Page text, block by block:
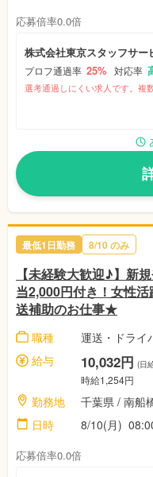
応募倍率0.0倍
株式会社東京スタッフサー
プロフ通過率 25% 対応率
選考通過しにくい求人です。複
最低1日勤務 8/10 のみ
【未経験大歓迎♪】新
当2,000円付き！女性
送補助のお仕事★
職種
運送・ドライ
給与
10,032円 (日
時給1,254円
勤務地
千葉県 / 南船
日時
8/10(月)
応募倍率0.0倍